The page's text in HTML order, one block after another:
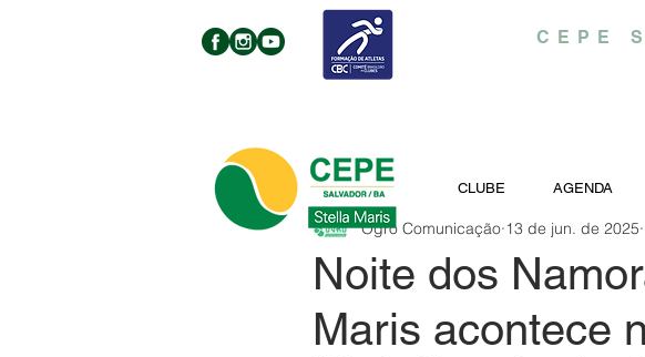
CEPE
Noite dos
Maris acontece
Ogro Comunicação 13 de jun. de 2025
CLUBE AGENDA